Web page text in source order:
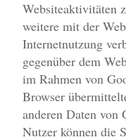
Websiteaktivitäten
weitere mit der
Internetnutzung
gegenüber dem
im Rahmen von
Browser
anderen Daten von
Nutzer können die